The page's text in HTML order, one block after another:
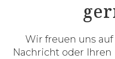
Wir freuen uns
Nachricht oder Ihren